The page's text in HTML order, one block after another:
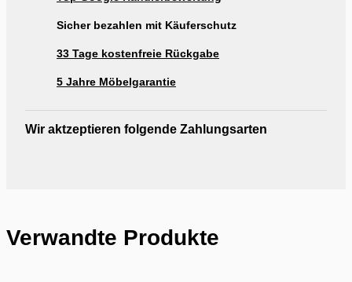
Ausstellung Möbel Rogg Reutlingen
Sicher bezahlen mit Käuferschutz
33 Tage kostenfreie Rückgabe
5 Jahre Möbelgarantie
Wir aktzeptieren folgende Zahlungsarten
Verwandte Produkte